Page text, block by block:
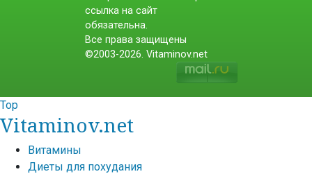
ссылка на сайт
обязательна.
Все права защищены
©2003-2026. Vitaminov.net
Top
Vitaminov.net
Витамины
Диеты для похудания